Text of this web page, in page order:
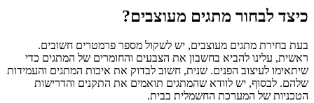
כיצד לבחור מתגים מעוצבים?
בעת בחירת מתגים מעוצבים, יש לשקול מספר פרמטרים חשובים.
ראשית, עלינו להביא בחשבון את הצבעים והחומרים של המתגים כדי
שיתאימו לעיצוב הפנים. שנית, חשוב לבדוק את איכות המתגים והעמידות
שלהם. לבסוף, יש לוודא שהמתגים תואמים את התקנים והדרישות
הטכניות של המערכת החשמלית בבית.